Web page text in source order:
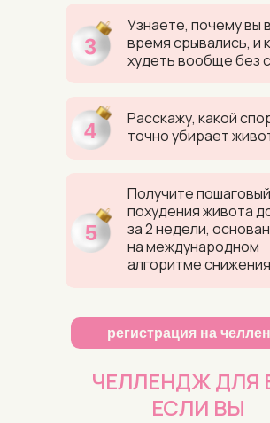
Узнаете, почему вы
время срывались, и
худеть вообще без
Расскажу, какой
точно убирает
Получите
похудения живота
за 2 недели,
на международном
алгоритме
3
4
5
регистрация на
ЧЕЛЛЕНДЖ ДЛЯ
ЕСЛИ ВЫ